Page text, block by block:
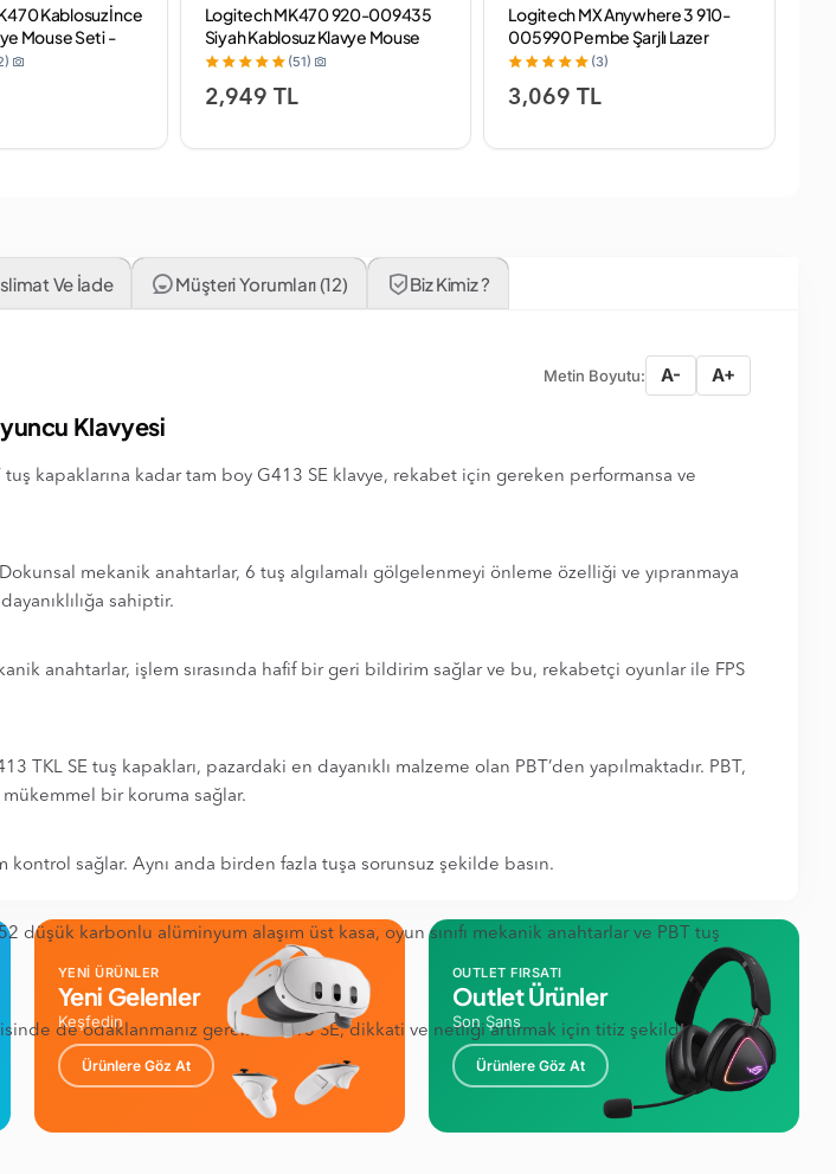
Kablosuz İnce
Mouse Seti -
Logitech MK470 920-009435
Siyah Kablosuz Klavye Mouse
Seti
(51)
2,949 TL
Logitech MX Anywhere 3 910-
005990 Pembe Şarjlı Lazer
Kablosuz Mouse
(3)
3,069 TL
Ve İade Müşteri Yorumları (12) Biz Kimiz ?
Metin Boyutu: A- A+
Klavyesi
kapaklarına kadar tam boy G413 SE klavye, rekabet için gereken performansa ve
mekanik anahtarlar, 6 tuş algılamalı gölgelenmeyi önleme özelliği ve yıpranmaya
sahiptir.
anahtarlar, işlem sırasında hafif bir geri bildirim sağlar ve bu, rekabetçi oyunlar ile FPS
SE tuş kapakları, pazardaki en dayanıklı malzeme olan PBT’den yapılmaktadır. PBT,
mükemmel bir koruma sağlar.
sağlar. Aynı anda birden fazla tuşa sorunsuz şekilde basın.
düşük karbonlu alüminyum alaşım üst kasa, oyun sınıfı mekanik anahtarlar ve PBT tuş
de odaklanmanız gerekir. G413 SE, dikkati ve netliği artırmak için titiz şekilde
YENİ ÜRÜNLER
Yeni Gelenler
Keşfedin
Ürünlere Göz At
OUTLET FIRSATI
Outlet Ürünler
Son Şans
Ürünlere Göz At